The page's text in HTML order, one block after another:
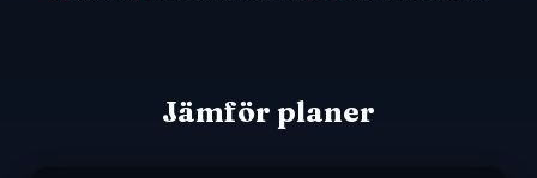
Jämför planer